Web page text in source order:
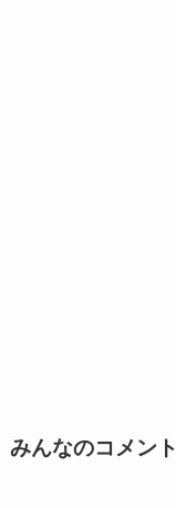
みんなのコメント